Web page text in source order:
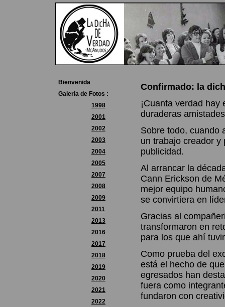
Bienvenida
Galeria de Fotos :
1998
2001
2002
2003
2004
2005
2007
2008
2009
2011
2013
2016
2017
2018
2019
2020
2021
2022
Confirmado: la
¡Cuanta verdad
duraderas
Sobre todo, cuando
un trabajo creador y
publicidad.
Al arrancar la
Cann Erickson de
mejor equipo
se convirtiera en
Gracias al
transformaron en
para los que ahí
Como prueba del
está el hecho de
egresados han
fuera como
fundaron con